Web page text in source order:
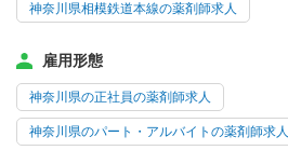
神奈川県相模鉄道本線の薬剤師求人
雇用形態
神奈川県の正社員の薬剤師求人
神奈川県のパート・アルバイトの薬剤師求人